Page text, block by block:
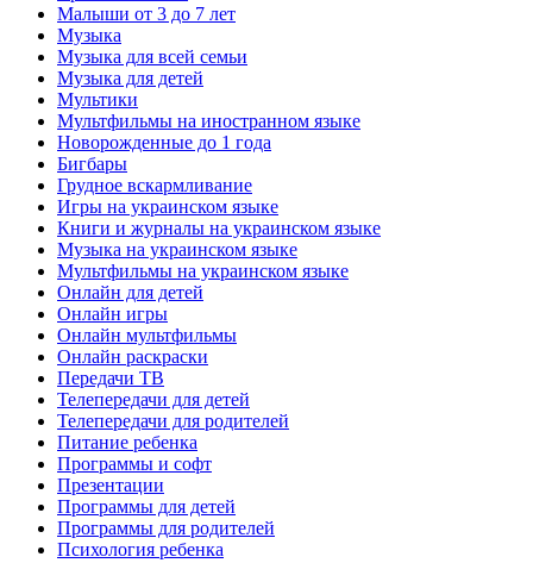
Малыши от 3 до 7 лет
Музыка
Музыка для всей семьи
Музыка для детей
Мультики
Мультфильмы на иностранном языке
Новорожденные до 1 года
Бигбары
Грудное вскармливание
Игры на украинском языке
Книги и журналы на украинском языке
Музыка на украинском языке
Мультфильмы на украинском языке
Онлайн для детей
Онлайн игры
Онлайн мультфильмы
Онлайн раскраски
Передачи ТВ
Телепередачи для детей
Телепередачи для родителей
Питание ребенка
Программы и софт
Презентации
Программы для детей
Программы для родителей
Психология ребенка